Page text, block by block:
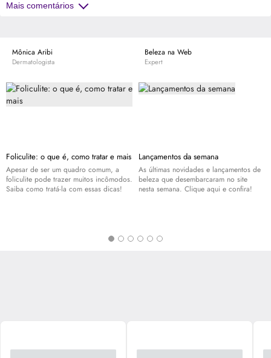
Mais comentários
Mônica Aribi
Dermatologista
Foliculite: o que é, como tratar e mais
Apesar de ser um quadro comum, a
foliculite pode trazer muitos incômodos.
Saiba como tratá-la com essas dicas!
Beleza na Web
Expert
Lançamentos da semana
As últimas novidades e lançamentos de
beleza que desembarcaram no site
nesta semana. Clique aqui e confira!